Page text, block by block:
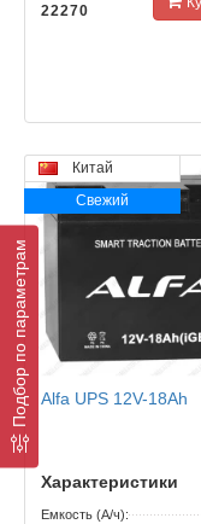
Подбор по параметрам
22270
Китай
Свежий
Alfa UPS 12V-18Ah
Характеристики
Емкость (А/ч):